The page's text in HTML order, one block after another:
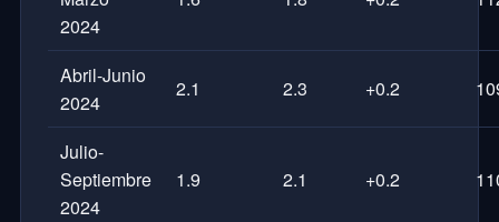
2024
Abril-Junio
2024
2.1 2.3 +0.2
Julio-
Septiembre
2024
1.9 2.1 +0.2